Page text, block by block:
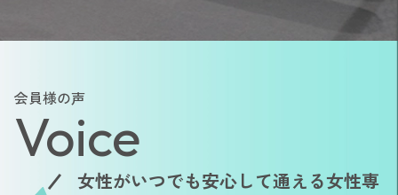
会員様の声
Voice
女性がいつでも安心して通える女性専